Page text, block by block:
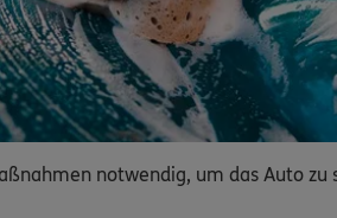
notwendig, um das Auto zu